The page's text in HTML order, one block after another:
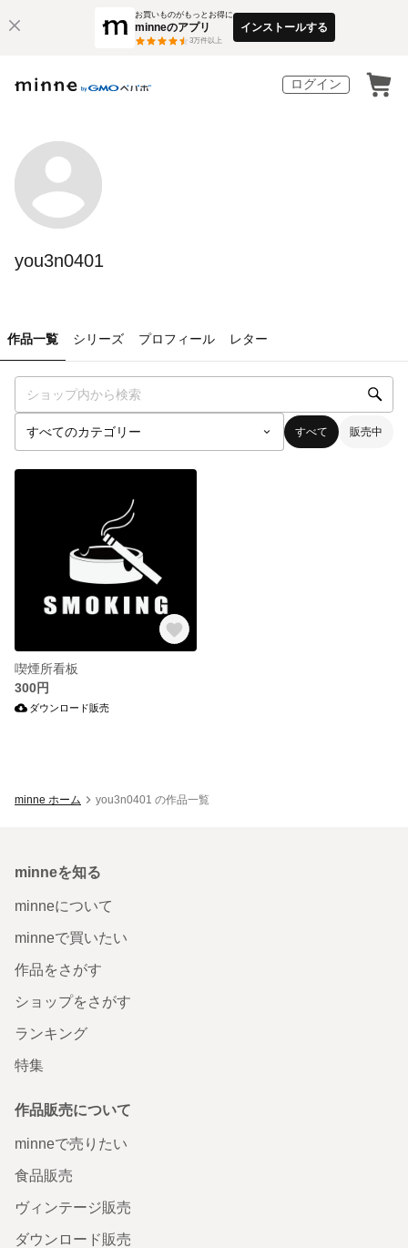
お買いものがもっとお得に
minneのアプリ
3万件以上
インストールする
ログイン
you3n0401
作品一覧 シリーズ プロフィール レター
すべて 販売中
喫煙所看板
300円
ダウンロード販売
minne ホーム you3n0401 の作品一覧
minneを知る
minneについて
minneで買いたい
作品をさがす
ショップをさがす
ランキング
特集
作品販売について
minneで売りたい
食品販売
ヴィンテージ販売
ダウンロード販売